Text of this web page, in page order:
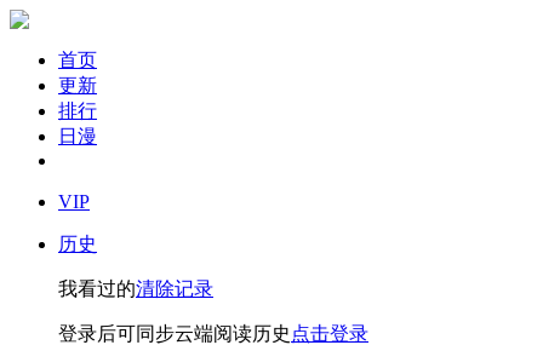
首页
更新
排行
日漫
VIP
历史
我看过的清除记录
登录后可同步云端阅读历史 点击登录